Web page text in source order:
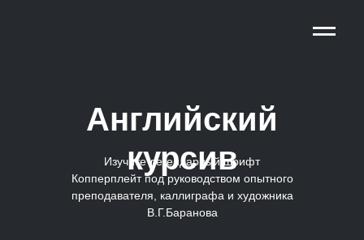
Английский
курсив
Изучите легендарный шрифт
Копперплейт под руководством опытного
преподавателя, каллиграфа и художника
В.Г.Баранова